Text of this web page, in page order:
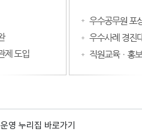
운영 누리집 바로가기